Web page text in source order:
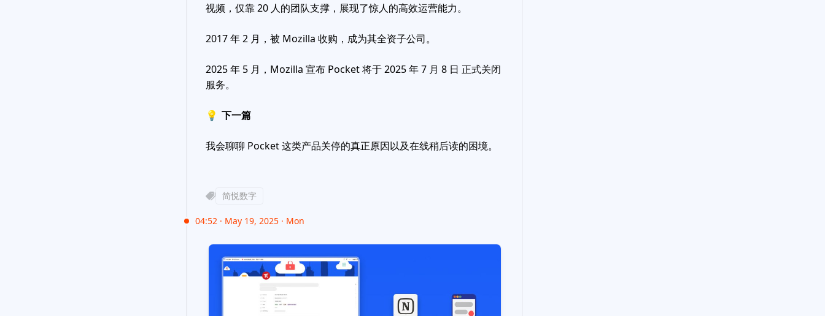
视频，仅靠 20 人的团队支撑，展现了惊人的高效运营能力。
2017 年 2 月，被 Mozilla 收购，成为其全资子公司。
2025 年 5 月，Mozilla 宣布 Pocket 将于 2025 年 7 月 8 日 正式关闭
服务。
💡 下一篇
我会聊聊 Pocket 这类产品关停的真正原因以及在线稍后读的困境。
简悦数字
04:52 · May 19, 2025 · Mon